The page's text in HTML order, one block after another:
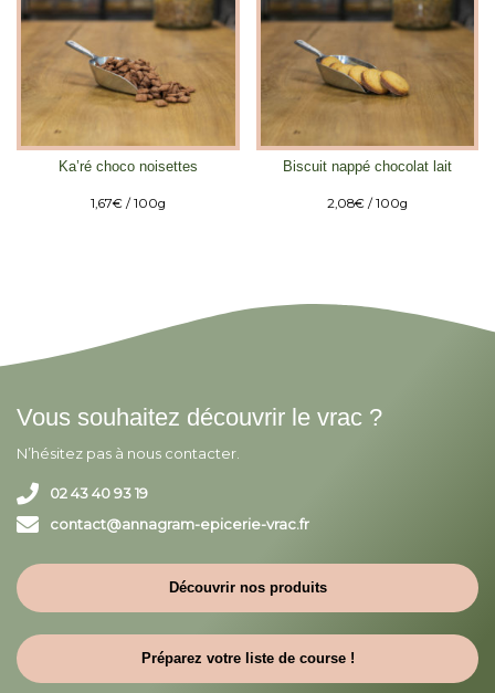
Ka’ré choco noisettes
1,67€ / 100g
Biscuit nappé chocolat lait
2,08€ / 100g
Vous souhaitez découvrir le vrac ?
N’hésitez pas à nous contacter.
02 43 40 93 19
contact@annagram-epicerie-vrac.fr
Découvrir nos produits
Préparez votre liste de course !